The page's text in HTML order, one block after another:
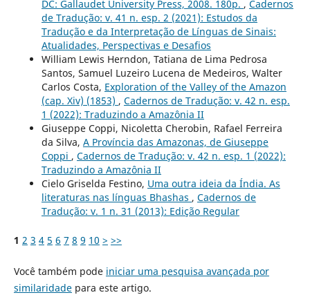
DC: Gallaudet University Press, 2008. 180p. , Cadernos
de Tradução: v. 41 n. esp. 2 (2021): Estudos da
Tradução e da Interpretação de Línguas de Sinais:
Atualidades, Perspectivas e Desafios
William Lewis Herndon, Tatiana de Lima Pedrosa
Santos, Samuel Luzeiro Lucena de Medeiros, Walter
Carlos Costa, Exploration of the Valley of the Amazon
(cap. Xiv) (1853) , Cadernos de Tradução: v. 42 n. esp.
1 (2022): Traduzindo a Amazônia II
Giuseppe Coppi, Nicoletta Cherobin, Rafael Ferreira
da Silva, A Província das Amazonas, de Giuseppe
Coppi , Cadernos de Tradução: v. 42 n. esp. 1 (2022):
Traduzindo a Amazônia II
Cielo Griselda Festino, Uma outra ideia da Índia. As
literaturas nas línguas Bhashas , Cadernos de
Tradução: v. 1 n. 31 (2013): Edição Regular
1 2 3 4 5 6 7 8 9 10 > >>
Você também pode iniciar uma pesquisa avançada por
similaridadepara este artigo.